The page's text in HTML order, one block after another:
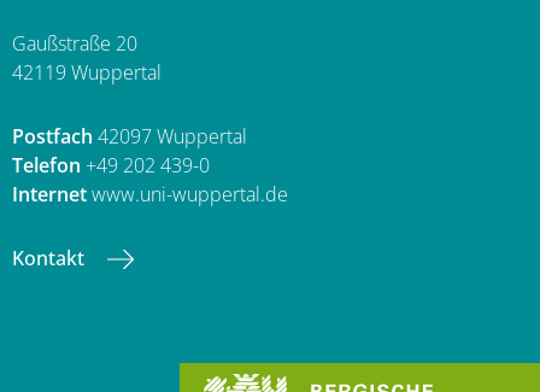
Gaußstraße 20
42119 Wuppertal
Postfach 42097 Wuppertal
Telefon +49 202 439-0
Internetwww.uni-wuppertal.de
Kontakt